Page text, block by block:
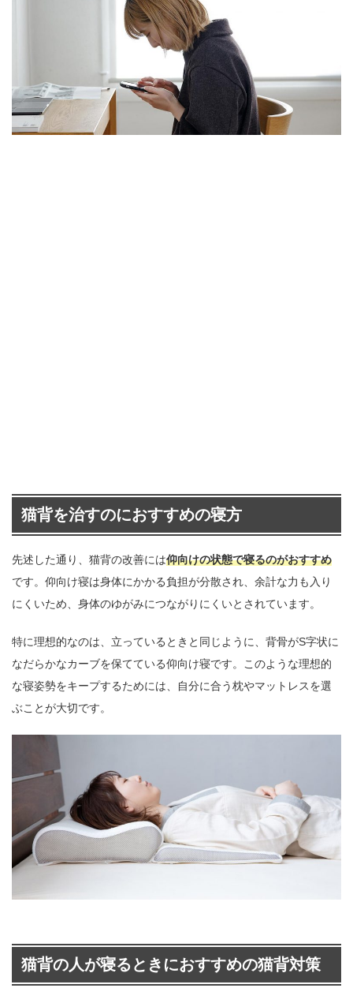
猫背を治すのにおすすめの寝方
先述した通り、猫背の改善には仰向けの状態で寝るのがおすすめ
です。仰向け寝は身体にかかる負担が分散され、余計な力も入り
にくいため、身体のゆがみにつながりにくいとされています。
特に理想的なのは、立っているときと同じように、背骨がS字状に
なだらかなカーブを保てている仰向け寝です。このような理想的
な寝姿勢をキープするためには、自分に合う枕やマットレスを選
ぶことが大切です。
猫背の人が寝るときにおすすめの猫背対策